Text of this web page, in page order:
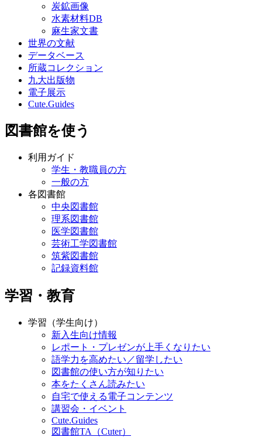
炭鉱画像
水素材料DB
麻生家文書
世界の文献
データベース
所蔵コレクション
九大出版物
電子展示
Cute.Guides
図書館を使う
利用ガイド
学生・教職員の方
一般の方
各図書館
中央図書館
理系図書館
医学図書館
芸術工学図書館
筑紫図書館
記録資料館
学習・教育
学習（学生向け）
新入生向け情報
レポート・プレゼンが上手くなりたい
語学力を高めたい／留学したい
図書館の使い方が知りたい
本をたくさん読みたい
自宅で使える電子コンテンツ
講習会・イベント
Cute.Guides
図書館TA（Cuter）